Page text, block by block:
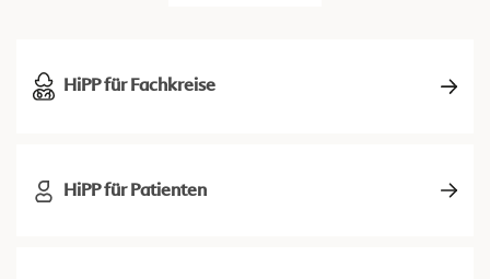
HiPP für Fachkreise
HiPP für Patienten